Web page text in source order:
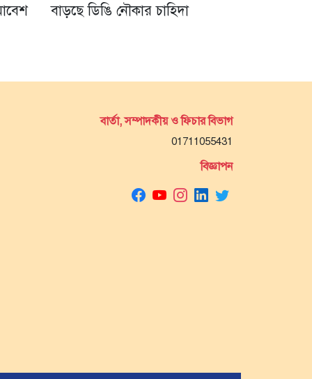
বাড়ছে ডিঙি নৌকার চাহিদা
বার্তা, সম্পাদকীয় ও ফিচার বিভাগ
01711055431
বিজ্ঞাপন